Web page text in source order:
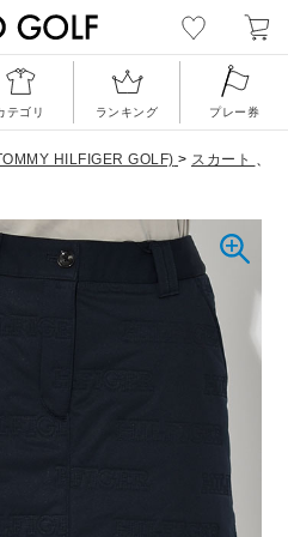
テゴリ ランキング プレー券
HILFIGER GOLF) > スカート 、